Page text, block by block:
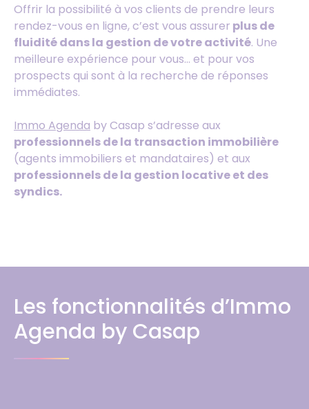
Offrir la possibilité à vos clients de prendre leurs
rendez-vous en ligne, c’est vous assurer plus de
fluidité dans la gestion de votre activité. Une
meilleure expérience pour vous… et pour vos
prospects qui sont à la recherche de réponses
immédiates.
Immo Agenda by Casap s’adresse aux
professionnels de la transaction immobilière
(agents immobiliers et mandataires) et aux
professionnels de la gestion locative et des
syndics.
Les fonctionnalités d’Immo
Agenda by Casap